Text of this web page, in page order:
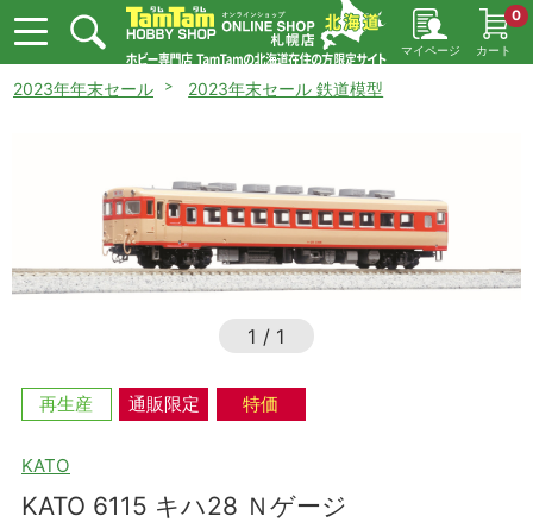
マイページ カート
0
2023年年末セール 2023年末セール 鉄道模型
1 / 1
再生産 通販限定 特価
KATO
KATO 6115 キハ28 Ｎゲージ